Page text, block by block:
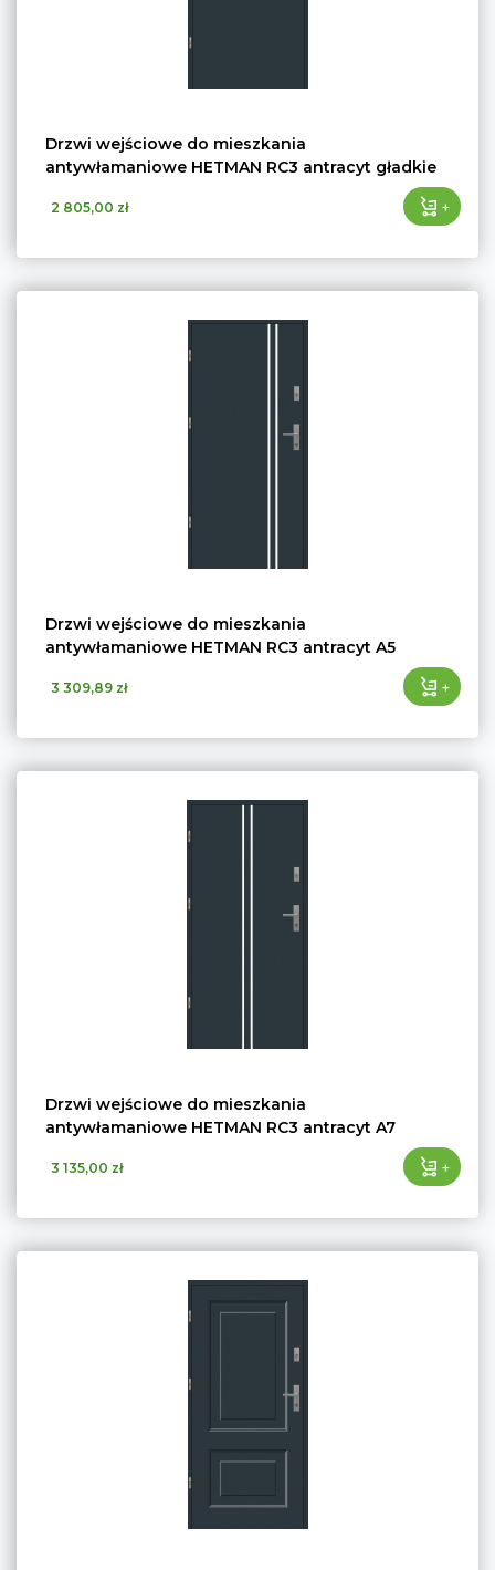
Drzwi wejściowe do mieszkania
antywłamaniowe HETMAN RC3 antracyt gładkie
2 805,00 zł +
Drzwi wejściowe do mieszkania
antywłamaniowe HETMAN RC3 antracyt A5
3 309,89 zł +
Drzwi wejściowe do mieszkania
antywłamaniowe HETMAN RC3 antracyt A7
3 135,00 zł +